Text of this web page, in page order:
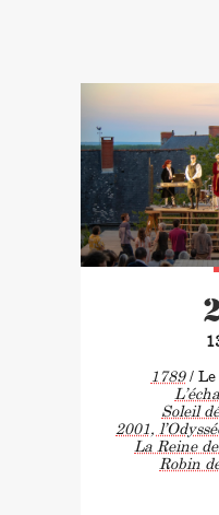
1789/ Le
Soleil
2001,
La Reine
Robin